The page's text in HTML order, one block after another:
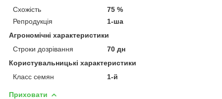
Схожість
75 %
Репродукція
1-ша
Агрономічні характеристики
Строки дозрівання
70 дн
Користувальницькі характеристики
Класс семян
1-й
Приховати